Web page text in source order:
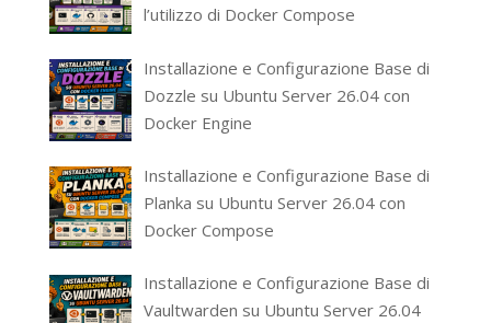
l’utilizzo di Docker Compose
Installazione e Configurazione Base di
Dozzle su Ubuntu Server 26.04 con
Docker Engine
Installazione e Configurazione Base di
Planka su Ubuntu Server 26.04 con
Docker Compose
Installazione e Configurazione Base di
Vaultwarden su Ubuntu Server 26.04